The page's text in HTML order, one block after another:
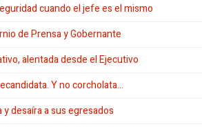
cuando el jefe es el mismo
de Prensa y Gobernante
alentada desde el Ejecutivo
Y no corcholata...
y desaíra a sus egresados